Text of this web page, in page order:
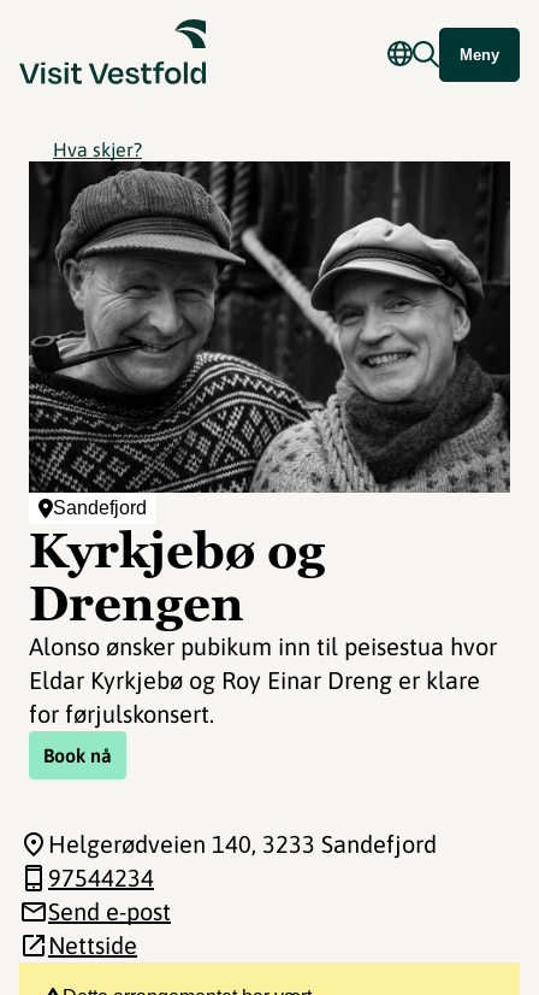
Meny
Hva skjer?
Sandefjord
Kyrkjebø og
Drengen
Alonso ønsker pubikum inn til peisestua hvor
Eldar Kyrkjebø og Roy Einar Dreng er klare
for førjulskonsert.
Book nå
Helgerødveien 140, 3233 Sandefjord
97544234
Send e-post
Nettside